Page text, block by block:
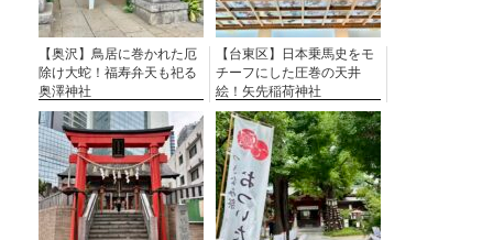
【奥沢】鳥居に巻かれた厄
除け大蛇！福寿弁天も祀る
奥澤神社
【台東区】日本乗馬史をモ
チーフにした圧巻の天井
絵！矢先稲荷神社